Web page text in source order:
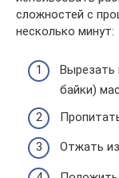
сложностей с
несколько минут:
Вырезать
байки)
Отжать